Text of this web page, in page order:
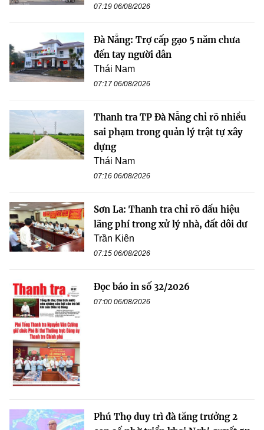
07:19 06/08/2026
Đà Nẵng: Trợ cấp gạo 5 năm chưa
đến tay người dân
Thái Nam
07:17 06/08/2026
Thanh tra TP Đà Nẵng chỉ rõ nhiều
sai phạm trong quản lý trật tự xây
dựng
Thái Nam
07:16 06/08/2026
Sơn La: Thanh tra chỉ rõ dấu hiệu
lãng phí trong xử lý nhà, đất dôi dư
Trần Kiên
07:15 06/08/2026
Đọc báo in số 32/2026
07:00 06/08/2026
Phú Thọ duy trì đà tăng trưởng 2